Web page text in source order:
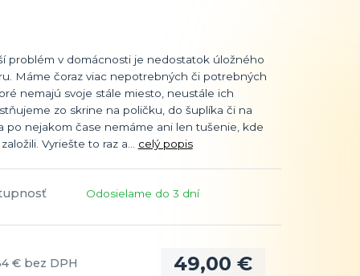
problém v domácnosti je nedostatok úložného
Máme čoraz viac nepotrebných či potrebných
nemajú svoje stále miesto, neustále ich
zo skrine na poličku, do šuplíka či na
po nejakom čase nemáme ani len tušenie, kde
Vyriešte to raz a... celý popis
Odosielame do 3 dní
49,00 €
€ bez DPH